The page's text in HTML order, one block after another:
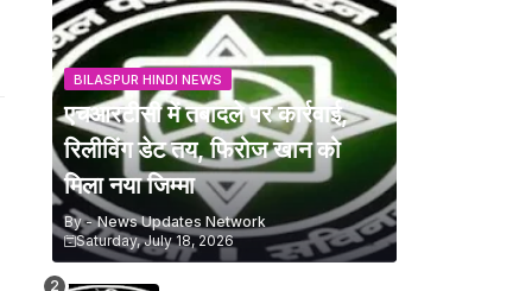
BILASPUR HINDI NEWS
एचआरटीसी में तबादले पर कार्रवाई,
रिलीविंग डेट तय, फिरोज खान को
मिला नया जिम्मा
By - News Updates Network
Saturday, July 18, 2026